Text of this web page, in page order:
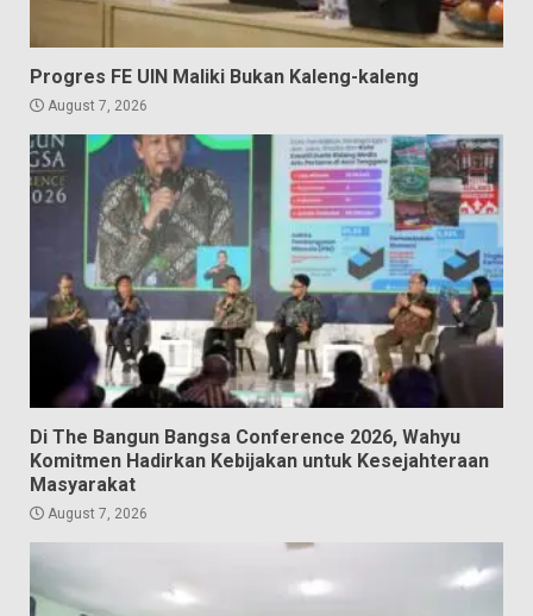
Progres FE UIN Maliki Bukan Kaleng-kaleng
August 7, 2026
Di The Bangun Bangsa Conference 2026, Wahyu
Komitmen Hadirkan Kebijakan untuk Kesejahteraan
Masyarakat
August 7, 2026